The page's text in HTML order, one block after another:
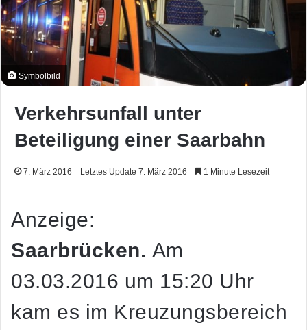
Symbolbild
Verkehrsunfall unter
Beteiligung einer Saarbahn
7. März 2016 Letztes Update 7. März 2016 1 Minute Lesezeit
Anzeige:
Saarbrücken. Am
03.03.2016 um 15:20 Uhr
kam es im Kreuzungsbereich